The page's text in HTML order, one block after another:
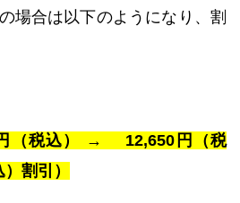
場合は以下のようになり、割
（税込） → 12,650円（税
割引）